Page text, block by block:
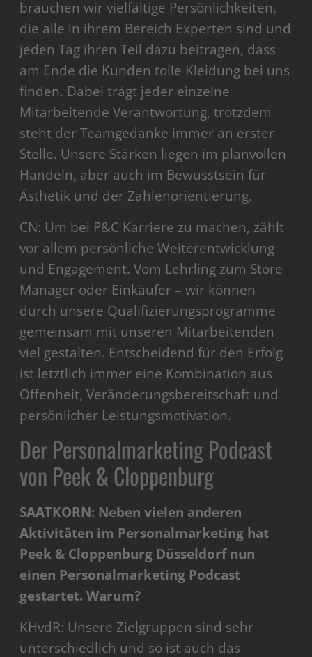
brauchen wir vielfältige Persönlichkeiten,
die alle in ihrem Bereich Experten sind und
jeden Tag ihren Teil dazu beitragen, dass
am Ende die Kunden tolle Kleidung bei uns
finden. Dabei trägt jeder einzelne
Mitarbeitende Verantwortung, trotzdem
steht der Teamgedanke immer an erster
Stelle. Unsere Stärken liegen im planvollen
Handeln, aber auch im Bewusstsein für
Ästhetik und der Zahlenorientierung.
CN: Um bei P&C Karriere zu machen, zählt
vor allem persönliche Weiterentwicklung
und Engagement. Vom Lehrling zum Store
Manager oder Einkäufer – wir können
durch unsere Qualifizierungsprogramme
gemeinsam mit unseren Mitarbeitenden
viel gestalten. Entscheidend für den Erfolg
ist letztlich immer eine Kombination aus
Offenheit, Veränderungsbereitschaft und
persönlicher Leistungsmotivation.
Der Personalmarketing Podcast
von Peek & Cloppenburg
SAATKORN: Neben vielen anderen
Aktivitäten im Personalmarketing hat
Peek & Cloppenburg Düsseldorf nun
einen Personalmarketing Podcast
gestartet. Warum?
KHvdR: Unsere Zielgruppen sind sehr
unterschiedlich und so ist auch das